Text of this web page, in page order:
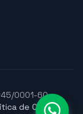
0001-60
de Cookies